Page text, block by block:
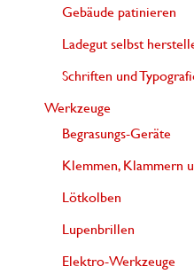
Gebäude patinieren
Ladegut selbst
Schriften und
Werkzeuge
Begrasungs-Geräte
Klemmen, Klammern
Lötkolben
Lupenbrillen
Elektro-Werkzeuge